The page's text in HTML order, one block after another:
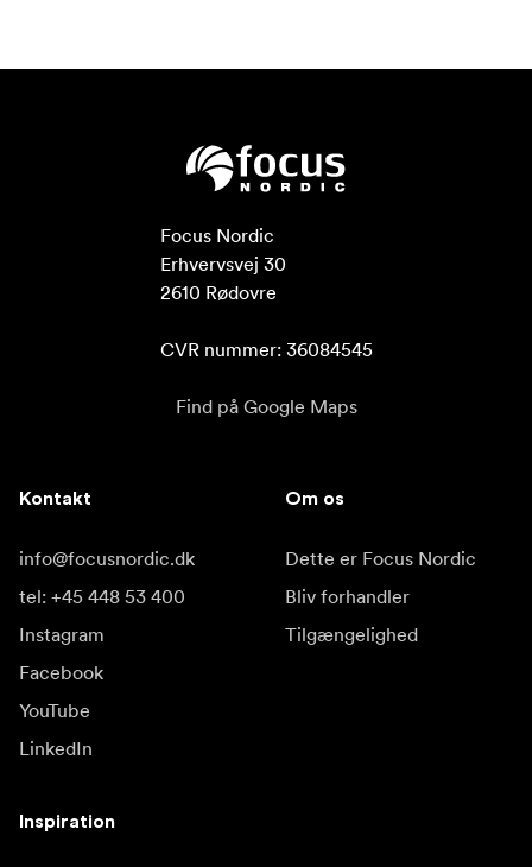
Focus Nordic
Erhvervsvej 30
2610 Rødovre
CVR nummer: 36084545
Find på Google Maps
Kontakt
info@focusnordic.dk
tel: +45 448 53 400
Instagram
Facebook
YouTube
LinkedIn
Om os
Dette er Focus Nordic
Bliv forhandler
Tilgængelighed
Inspiration